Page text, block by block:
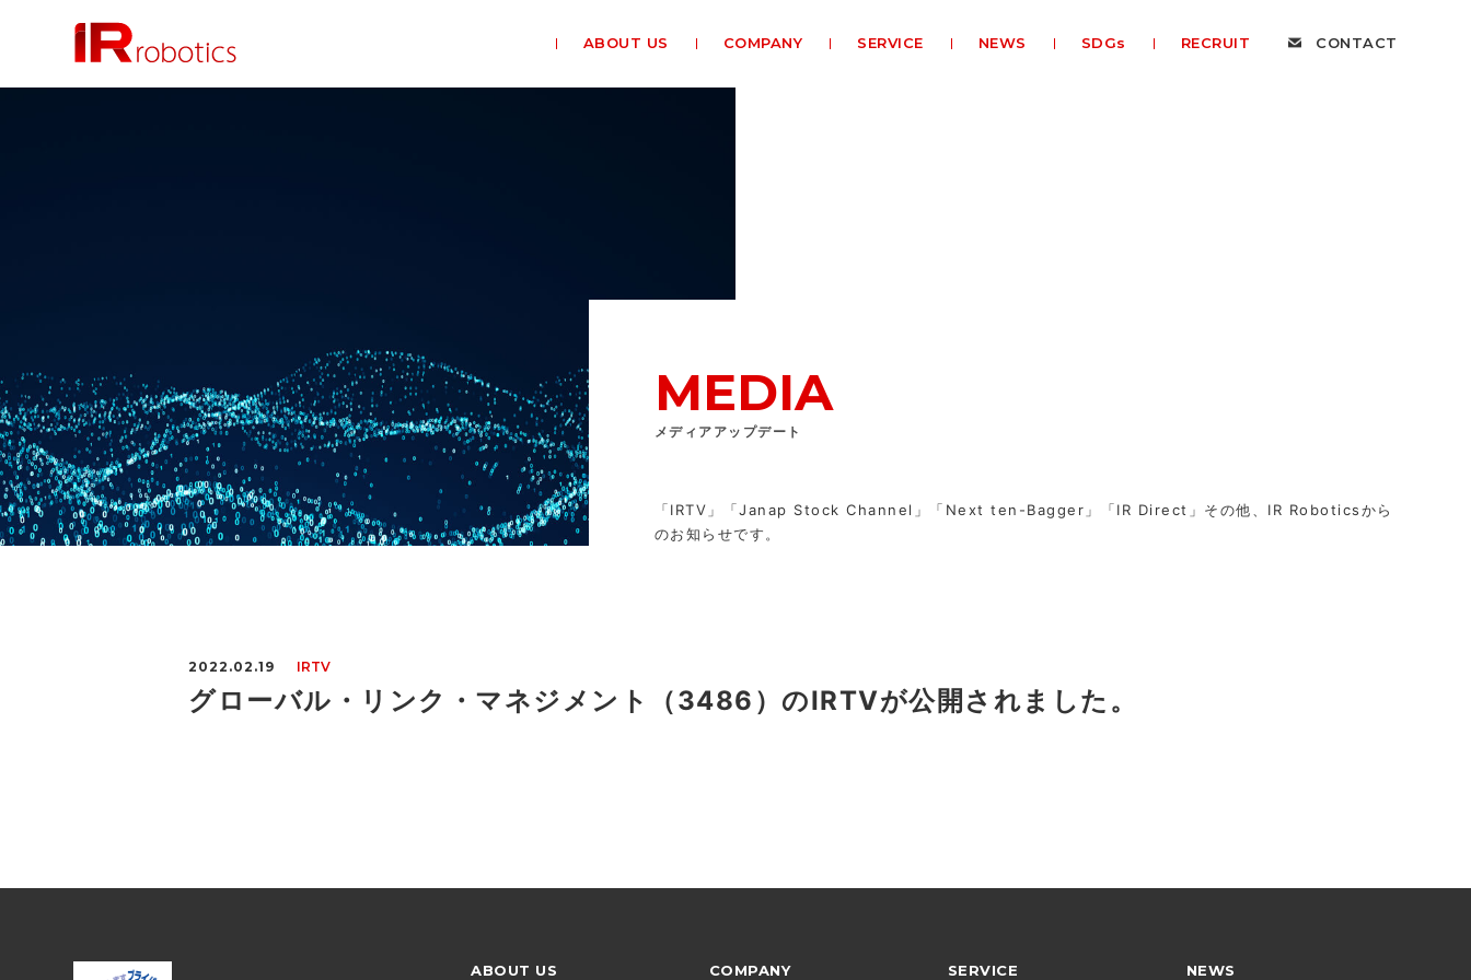
ABOUT US COMPANY SERVICE NEWS SDGs RECRUIT CONTACT
MEDIA
メディアアップデート
「IRTV」「Janap Stock Channel」「Next ten-Bagger」「IR Direct」その他、IR Roboticsから
のお知らせです。
2022.02.19 IRTV
グローバル・リンク・マネジメント（3486）のIRTVが公開されました。
ABOUT US COMPANY SERVICE NEWS